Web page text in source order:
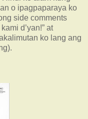
o ipagpaparaya ko
side comments
d’yan!” at
ko lang ang